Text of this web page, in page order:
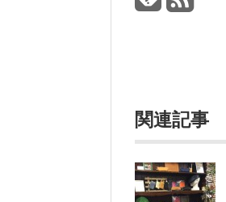
関連記事